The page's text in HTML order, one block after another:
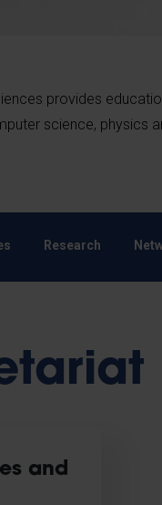
provides
science, physics
Research
and